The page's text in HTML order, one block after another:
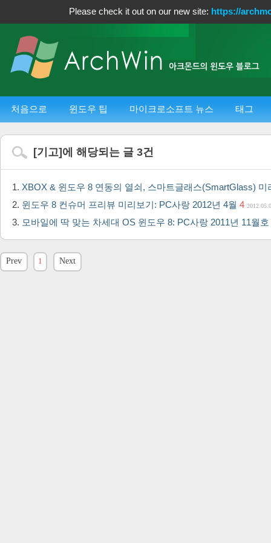
Please check it out on our new site: https://
처음으로 윈도우 팁 마이크로소프트 뉴스 태그
[기고]에 해당되는 글 3건
XBOX & 윈도우 8 연동의 열쇠, 스마트글래스(SmartGlass)
윈도우 8 컨슈머 프리뷰 미리보기: PC사랑 2012년 4월 4
모바일에 딱 맞는 차세대 OS 윈도우 8: PC사랑 2011년 11월호
Prev 1 Next